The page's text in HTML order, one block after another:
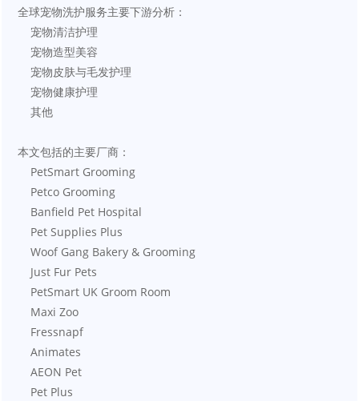
全球宠物洗护服务主要下游分析：
    宠物清洁护理
    宠物造型美容
    宠物皮肤与毛发护理
    宠物健康护理
    其他
本文包括的主要厂商：
    PetSmart Grooming
    Petco Grooming
    Banfield Pet Hospital
    Pet Supplies Plus
    Woof Gang Bakery & Grooming
    Just Fur Pets
    PetSmart UK Groom Room
    Maxi Zoo
    Fressnapf
    Animates
    AEON Pet
    Pet Plus